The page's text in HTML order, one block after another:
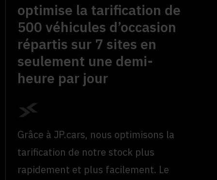
optimise la tarification de
500 véhicules d’occasion
répartis sur 7 sites en
seulement une demi-
heure par jour
Grâce à JP.cars, nous optimisons la
tarification de notre stock plus
rapidement et plus facilement. Le